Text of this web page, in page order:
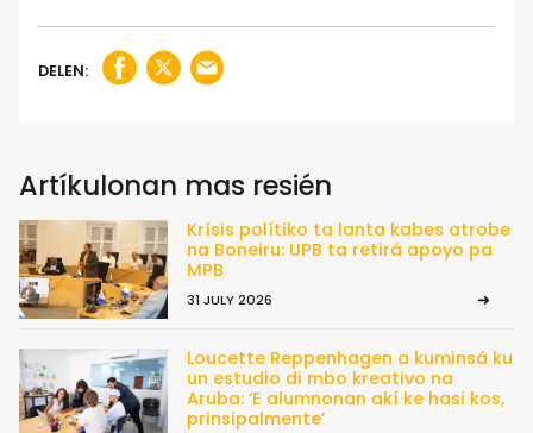
DELEN:
Artíkulonan mas resién
Krísis polítiko ta lanta kabes atrobe
na Boneiru: UPB ta retirá apoyo pa
MPB
31 JULY 2026
Loucette Reppenhagen a kuminsá ku
un estudio di mbo kreativo na
Aruba: ‘E alumnonan akí ke hasi kos,
prinsipalmente’